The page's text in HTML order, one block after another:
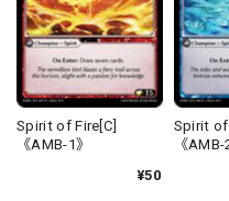
Spirit of Fire[C]
《AMB-1》
¥50
Spirit of
《AMB-